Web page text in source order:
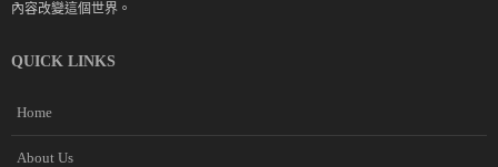
內容改變這個世界。
QUICK LINKS
Home
About Us